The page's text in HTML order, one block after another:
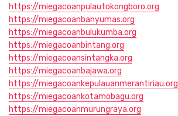
https://miegacoanpulautokongboro.org
https://miegacoanbanyumas.org
https://miegacoanbulukumba.org
https://miegacoanbintang.org
https://miegacoansintangka.org
https://miegacoanbajawa.org
https://miegacoankepulauanmerantiriau.org
https://miegacoankotamobagu.org
https://miegacoanmurungraya.org